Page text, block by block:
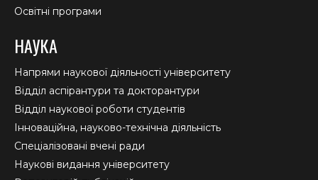
Освітні програми
НАУКА
Напрями наукової діяльності університету
Відділ аспірантури та докторантури
Відділ наукової роботи студентів
Інноваційна, науково-технічна діяльність
Спеціалізовані вчені ради
Наукові видання університету